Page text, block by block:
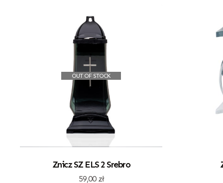
OUT OF STOCK
Znicz SZ ELS 2 Srebro
59,00 zł